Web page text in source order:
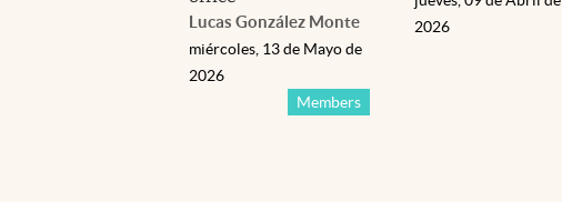
Lucas González Monte
Members
miércoles, 13 de Mayo de
2026
2026